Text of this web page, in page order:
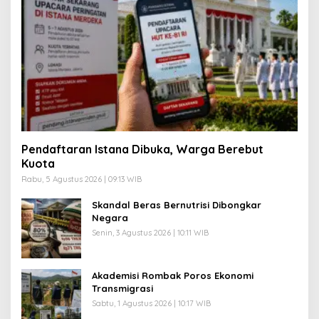
Pendaftaran Istana Dibuka, Warga Berebut
Kuota
Rabu, 5 Agustus 2026 | 09:13 WIB
Skandal Beras Bernutrisi Dibongkar
Negara
Senin, 3 Agustus 2026 | 10:11 WIB
Akademisi Rombak Poros Ekonomi
Transmigrasi
Sabtu, 1 Agustus 2026 | 10:17 WIB